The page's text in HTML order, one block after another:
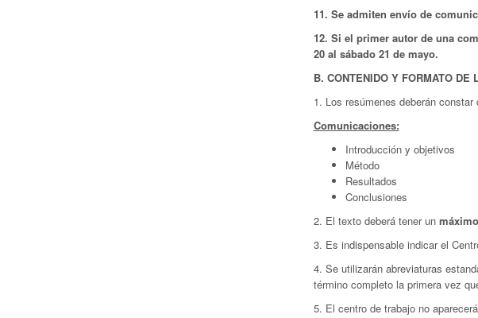
11. Se admiten envío de
12. Si el primer autor de una
20 al sábado 21 de mayo.
B. CONTENIDO Y FORMATO DE
1. Los resúmenes deberán
Comunicaciones:
Introducción y objetivos
Método
Resultados
Conclusiones
2. El texto deberá tener un
3. Es indispensable indicar el
4. Se utilizarán abreviaturas
término completo la primera vez
5. El centro de trabajo no